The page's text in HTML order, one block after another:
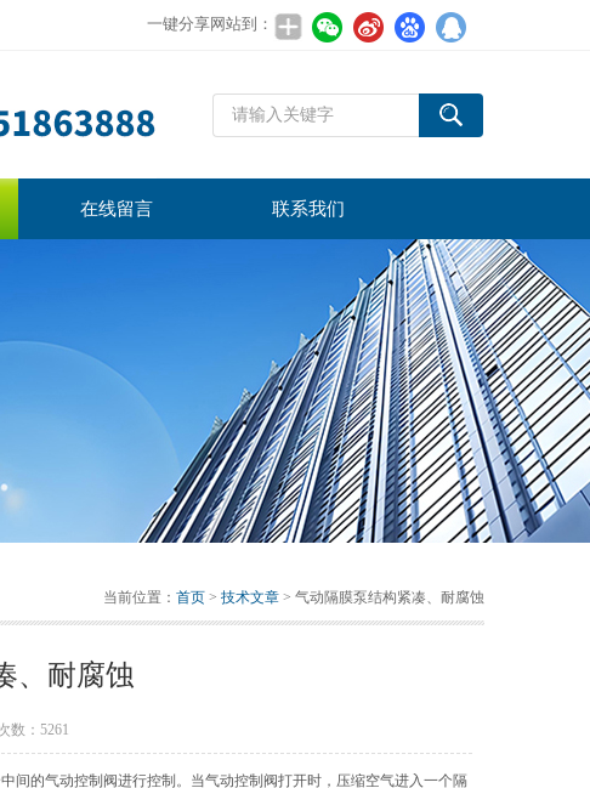
一键分享网站到：
在线留言 联系我们
当前位置： 首页 > 技术文章 > 气动隔膜泵结构紧凑、耐腐蚀
、耐腐蚀
数：5261
的气动控制阀进行控制。当气动控制阀打开时，压缩空气进入一个隔